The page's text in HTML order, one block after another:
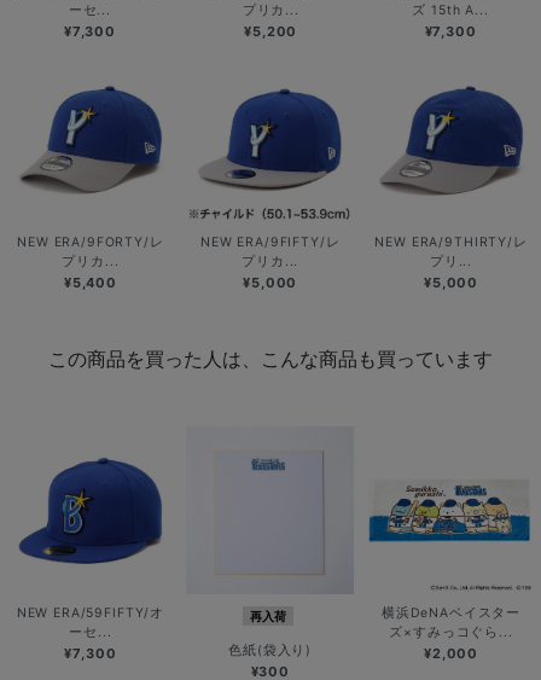
ーセ...
¥7,300
プリカ...
¥5,200
ズ 15th A...
¥7,300
NEW ERA/9FORTY/レ
プリカ...
¥5,400
NEW ERA/9FIFTY/レ
プリカ...
¥5,000
NEW ERA/9THIRTY/レ
プリ...
¥5,000
この商品を買った人は、こんな商品も買っています
NEW ERA/59FIFTY/オ
ーセ...
¥7,300
再入荷
色紙(袋入り)
¥300
横浜DeNAベイスター
ズ×すみっコぐら...
¥2,000